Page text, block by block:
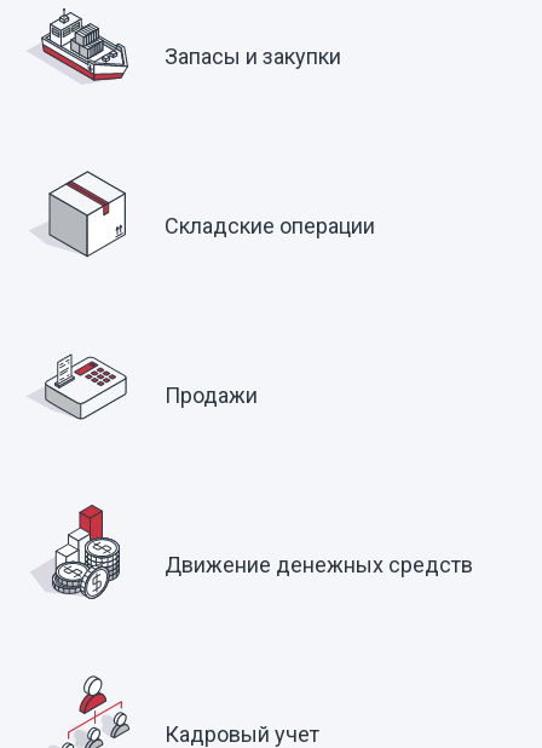
Запасы и закупки
Складские операции
Продажи
Движение денежных средств
Кадровый учет